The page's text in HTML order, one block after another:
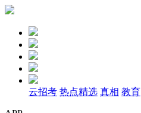
云招考 热点精选 真相 教育